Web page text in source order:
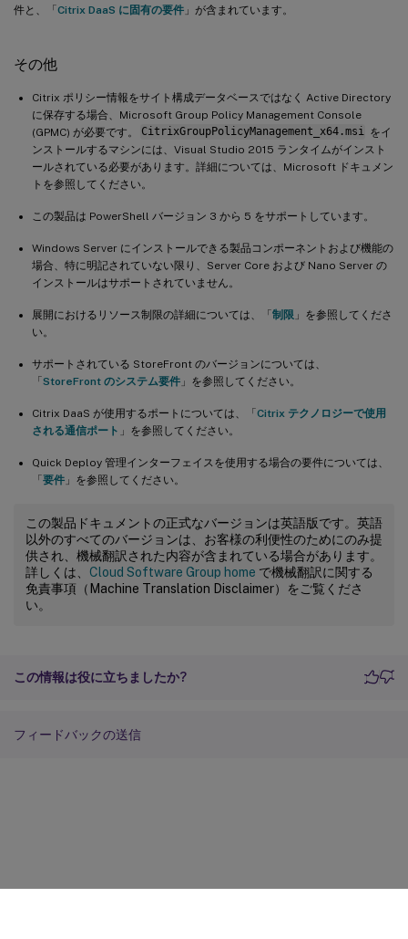
件と、「Citrix DaaS に固有の要件 」が含まれています。
その他
Citrix ポリシー情報をサイト構成データベースではなく Active Directory
に保存する場合、Microsoft Group Policy Management Console
(GPMC) が必要です。
CitrixGroupPolicyManagement_x64.msi をイ
ンストールするマシンには、Visual Studio 2015 ランタイムがインスト
ールされている必要があります。詳細については、Microsoft ドキュメン
トを参照してください。
この製品は PowerShell バージョン 3 から 5 をサポートしています。
Windows Server にインストールできる製品コンポーネントおよび機能の
場合、特に明記されていない限り、Server Core および Nano Server の
インストールはサポートされていません。
展開におけるリソース制限の詳細については、「制限 」を参照してくださ
い。
サポートされている StoreFront のバージョンについては、
「StoreFront のシステム要件 」を参照してください。
Citrix DaaS が使用するポートについては、「Citrix テクノロジーで使用
される通信ポート 」を参照してください。
Quick Deploy 管理インターフェイスを使用する場合の要件については、
「要件 」を参照してください。
この製品ドキュメントの正式なバージョンは英語版です。英語
以外のすべてのバージョンは、お客様の利便性のためにのみ提
供され、機械翻訳された内容が含まれている場合があります。
詳しくは、 Cloud Software Group home で機械翻訳に関する
免責事項（Machine Translation Disclaimer）をご覧くださ
い。
この情報は役に立ちましたか?
フィードバックの送信